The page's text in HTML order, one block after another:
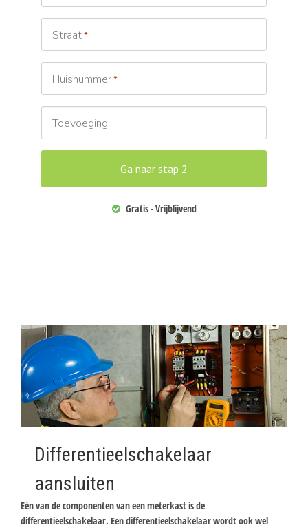
Straat*
Huisnummer*
Toevoeging
Gratis - Vrijblijvend
Differentieelschakelaar
aansluiten
Eén van de componenten van een meterkast is de
differentieelschakelaar. Een differentieelschakelaar wordt ook wel